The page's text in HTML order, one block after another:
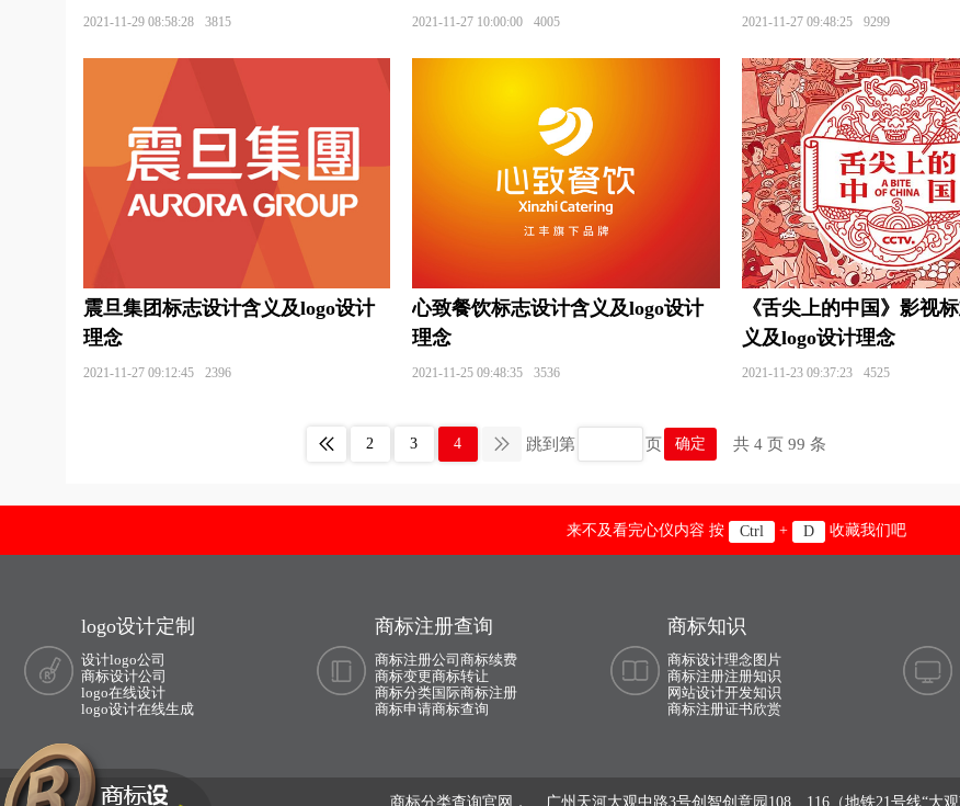
农村合作银行logo设计 农业科学院logo设计 农业大学logo设计 农业logo设计 欧洲银行logo设
啤酒logo设计 巧克力logo设计 清洁
汽车零部件logo设计 乳制品logo设计 软件logo设计 润滑油
水果logo设计 食用油logo设计 酸奶logo设计 速冻食品logo设计 生啤logo设计 烧酒logo设
生物科技logo设计 生物制品logo设计 水管logo设计 商务车logo设计 SUVlogo设计 扫地
首饰logo设计 食品酒水商标设计 石英表
师范logo设计 深蓝色logo设计 食品logo设计 糖果logo设计 调味品logo设计 碳酸饮料
太阳能logo设计 投影仪logo设计 投资管理logo设计
维修logo设计 外国语学校logo设计 卫星电视logo设计 香槟logo设计
饮用水logo设计 洋酒logo设计 运动品牌logo设
音箱logo设计 饮料logo设计 运动服logo设计 亚洲‌银行
艺术学院logo设计 英语培训logo设计 音乐学院logo设计 医科大学logo设计 娱乐logo设计
瑜伽logo设计 字体商标设计 logo设计商标设计 粥logo设计 扎啤logo设
中高端汽车品牌logo设计
2021-11-29 08:58:28 3815 2021-11-27 10:00:00 4005 2021-11-27 09:48:25 9299
震旦集团标志设计含义及logo设计
理念
2021-11-27 09:12:45 2396
心致餐饮标志设计含义及logo设计
理念
2021-11-25 09:48:35 3536
《舌尖上的中国》影视
义及logo设计理念
2021-11-23 09:37:23 4525
2 3 4 跳到第 页 确定 共 4 页 99 条
来不及看完心仪内容 按 Ctrl + D 收藏我们吧
logo设计定制
设计logo公司
商标设计公司
logo在线设计
logo设计在线生成
商标注册查询
商标注册公司 商标续费
商标变更商标转让
商标分类国际商标注册
商标申请商标查询
商标知识
商标设计理念图片
商标注册注册知识
网站设计开发知识
商标注册证书欣赏
商标分类查询官网， 广州天河大观中路3号创智创意园108、116（地铁21号线“大观